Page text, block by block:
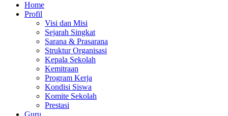
Home
Profil
Visi dan Misi
Sejarah Singkat
Sarana & Prasarana
Struktur Organisasi
Kepala Sekolah
Kemitraan
Program Kerja
Kondisi Siswa
Komite Sekolah
Prestasi
Guru